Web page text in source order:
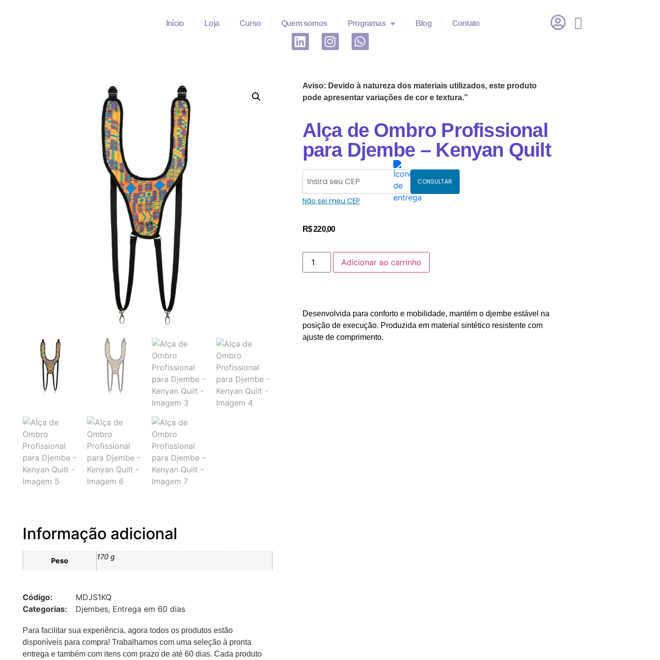
Início Loja Curso Quem somos Programas Blog Contato
Informação adicional
Peso 170 g
Código:
MDJS1KQ
Categorias:
Djembes, Entrega em 60 dias
Para facilitar sua experiência, agora todos os produtos estão
disponíveis para compra! Trabalhamos com uma seleção à pronta
entrega e também com itens com prazo de até 60 dias. Cada produto
Aviso: Devido à natureza dos materiais utilizados, este produto
pode apresentar variações de cor e textura.”
Alça de Ombro Profissional
para Djembe – Kenyan Quilt
CONSULTAR
Não sei meu CEP
R$220,00
Adicionar ao carrinho
Desenvolvida para conforto e mobilidade, mantém o djembe estável na
posição de execução. Produzida em material sintético resistente com
ajuste de comprimento.